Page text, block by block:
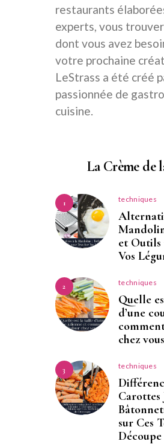
restaurants
experts, vous
dont vous avez
votre prochaine
LeStrass a été créé
passionnée de
cuisine.
La Crème de
1 techniques
et
Vos
2 techniques
Quelle
d’une
chez
3 techniques
Carottes
sur Ces
Découpe